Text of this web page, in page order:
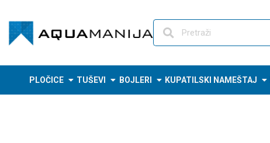
content
PLOČICE TUŠEVI BOJLERI KUPATILSKI NAMEŠTAJ